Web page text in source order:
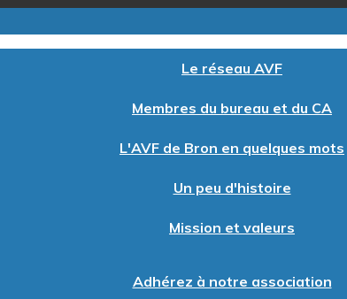
Le réseau AVF
Membres du bureau et du CA
L'AVF de Bron en quelques mots
Un peu d'histoire
Mission et valeurs
Adhérez à notre association